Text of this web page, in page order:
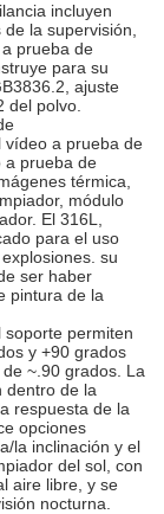
incluyen
la supervisión,
prueba de
para su
ajuste
del polvo.
vídeo a prueba de
a prueba de
térmica,
módulo
El 316L,
para el uso
su
ser haber
pintura de la
soporte permiten
y +90 grados
~.90 grados. La
dentro de la
respuesta de la
opciones
la inclinación y el
del sol, con
aire libre, y se
nocturna.